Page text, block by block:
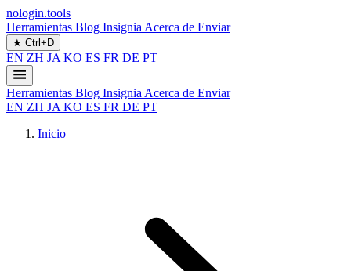
nologin.tools
Herramientas Blog Insignia Acerca de Enviar
★ Ctrl+D
EN ZH JA KO ES FR DE PT
Herramientas Blog Insignia Acerca de Enviar
EN ZH JA KO ES FR DE PT
Inicio